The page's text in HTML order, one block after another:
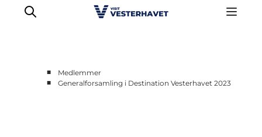
■
Medlemmer
■
Generalforsamling i Destination Vesterhavet 2023